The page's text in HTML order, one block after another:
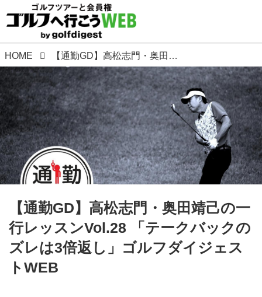
HOME 【通勤GD】高松志門・奥田靖己の一行レッスンVol.28 「テークバックのズレは3倍返し」ゴルフダイジェストWEB
【通勤GD】高松志門・奥田靖己の一
行レッスンVol.28 「テークバックの
ズレは3倍返し」ゴルフダイジェス
トWEB